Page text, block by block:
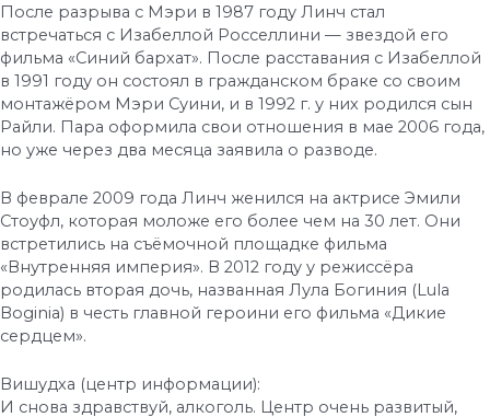
После разрыва с Мэри в 1987 году Линч стал
встречаться с Изабеллой Росселлини — звездой его
фильма «Синий бархат». После расставания с Изабеллой
в 1991 году он состоял в гражданском браке со своим
монтажёром Мэри Суини, и в 1992 г. у них родился сын
Райли. Пара оформила свои отношения в мае 2006 года,
но уже через два месяца заявила о разводе.
В феврале 2009 года Линч женился на актрисе Эмили
Стоуфл, которая моложе его более чем на 30 лет. Они
встретились на съёмочной площадке фильма
«Внутренняя империя». В 2012 году у режиссёра
родилась вторая дочь, названная Лула Богиния (Lula
Boginia) в честь главной героини его фильма «Дикие
сердцем».
Вишудха (центр информации):
И снова здравствуй, алкоголь. Центр очень развитый,